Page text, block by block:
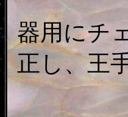
器用にチ
正し、王